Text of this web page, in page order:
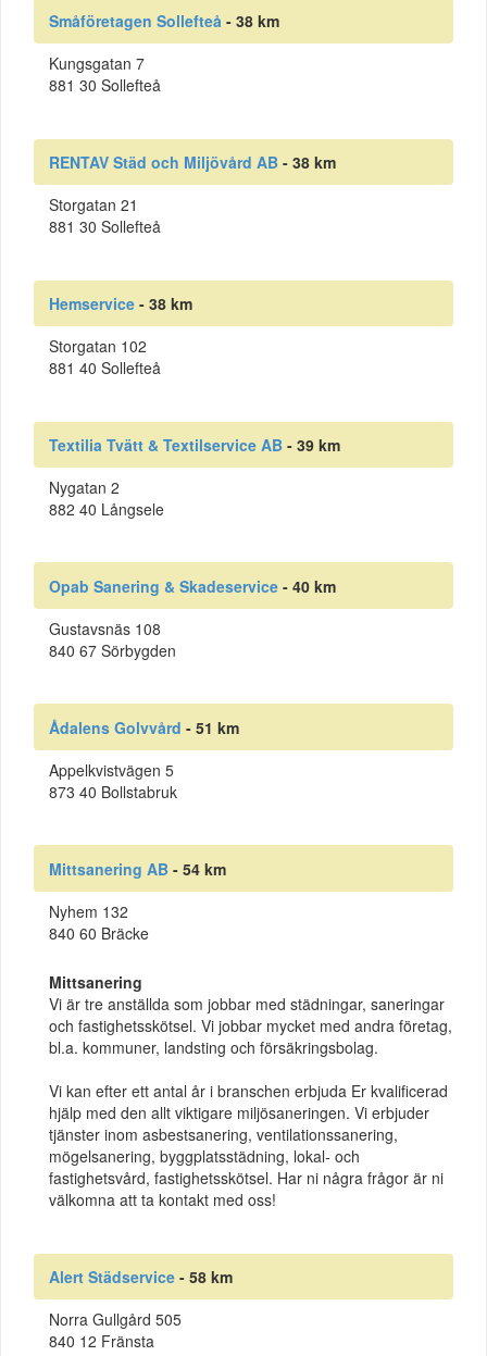
Småföretagen Sollefteå - 38 km
Kungsgatan 7
881 30 Sollefteå
RENTAV Städ och Miljövård AB - 38 km
Storgatan 21
881 30 Sollefteå
Hemservice - 38 km
Storgatan 102
881 40 Sollefteå
Textilia Tvätt & Textilservice AB - 39 km
Nygatan 2
882 40 Långsele
Opab Sanering & Skadeservice - 40 km
Gustavsnäs 108
840 67 Sörbygden
Ådalens Golvvård - 51 km
Appelkvistvägen 5
873 40 Bollstabruk
Mittsanering AB - 54 km
Nyhem 132
840 60 Bräcke
Mittsanering
Vi är tre anställda som jobbar med städningar, saneringar
och fastighetsskötsel. Vi jobbar mycket med andra företag,
bl.a. kommuner, landsting och försäkringsbolag.
Vi kan efter ett antal år i branschen erbjuda Er kvalificerad
hjälp med den allt viktigare miljösaneringen. Vi erbjuder
tjänster inom asbestsanering, ventilationssanering,
mögelsanering, byggplatsstädning, lokal- och
fastighetsvård, fastighetsskötsel. Har ni några frågor är ni
välkomna att ta kontakt med oss!
Alert Städservice - 58 km
Norra Gullgård 505
840 12 Fränsta